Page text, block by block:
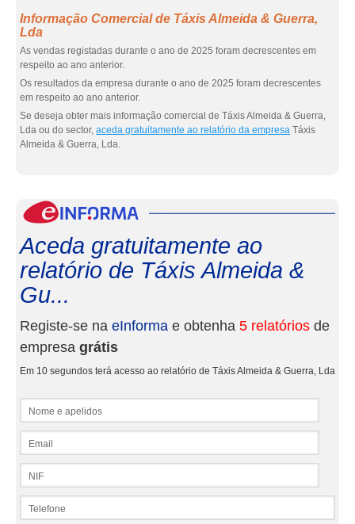
Informação Comercial de Táxis Almeida & Guerra,
Lda
As vendas registadas durante o ano de 2025 foram decrescentes em
respeito ao ano anterior.
Os resultados da empresa durante o ano de 2025 foram decrescentes
em respeito ao ano anterior.
Se deseja obter mais informação comercial de Táxis Almeida & Guerra,
Lda ou do sector, aceda gratuitamente ao relatório da empresa Táxis
Almeida & Guerra, Lda.
Aceda gratuitamente ao
relatório de Táxis Almeida &
Gu...
Registe-se na eInforma e obtenha 5 relatórios de
empresa grátis
Em 10 segundos terá acesso ao relatório de Táxis Almeida & Guerra, Lda